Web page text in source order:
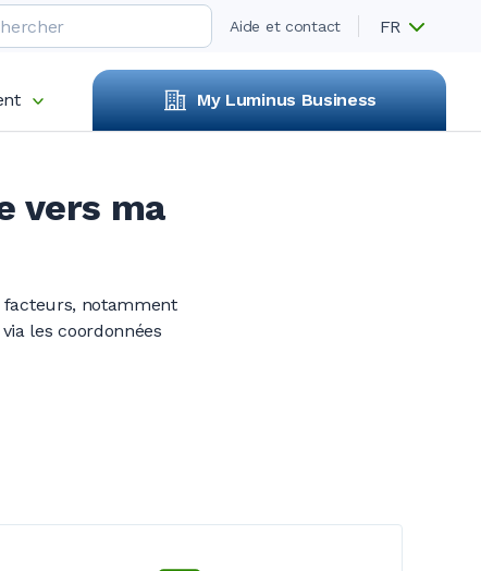
Aide et contact FR
My Luminus Business
vers ma
facteurs, notamment
les coordonnées